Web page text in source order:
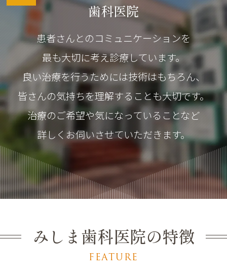
歯科医院
患者さんとのコミュニケーションを
最も大切に考え診療しています。
良い治療を行うためには技術はもちろん、
皆さんの気持ちを理解することも大切です。
治療のご希望や気になっていることなど
詳しくお伺いさせていただきます。
みしま歯科医院の特徴
FEATURE